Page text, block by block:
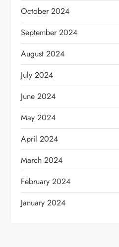
October 2024
September 2024
August 2024
July 2024
June 2024
May 2024
April 2024
March 2024
February 2024
January 2024